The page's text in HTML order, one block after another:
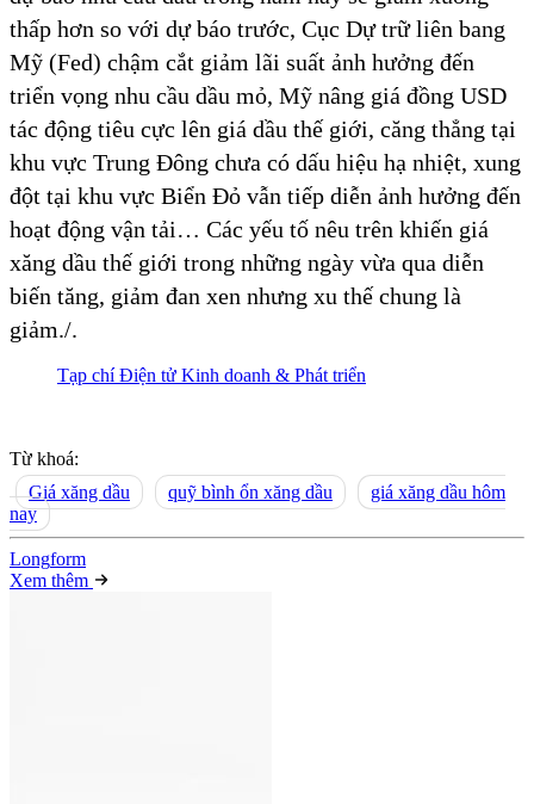
thấp hơn so với dự báo trước, Cục Dự trữ liên bang
Mỹ (Fed) chậm cắt giảm lãi suất ảnh hưởng đến
triển vọng nhu cầu dầu mỏ, Mỹ nâng giá đồng USD
tác động tiêu cực lên giá dầu thế giới, căng thẳng tại
khu vực Trung Đông chưa có dấu hiệu hạ nhiệt, xung
đột tại khu vực Biển Đỏ vẫn tiếp diễn ảnh hưởng đến
hoạt động vận tải… Các yếu tố nêu trên khiến giá
xăng dầu thế giới trong những ngày vừa qua diễn
biến tăng, giảm đan xen nhưng xu thế chung là
giảm./.
Tạp chí Điện tử Kinh doanh & Phát triển
Từ khoá:
Giá xăng dầu
quỹ bình ổn xăng dầu
giá xăng dầu hôm
nay
Longform
Xem thêm